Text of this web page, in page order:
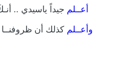
أعــلمجيداً ياسيدي ..
وأعــلمكذلك أن ظروفنــا